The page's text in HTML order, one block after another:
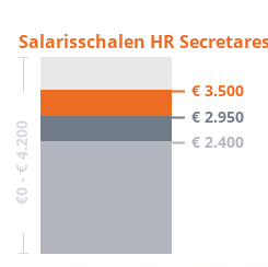
Salarisschalen HR
€0 - € 4.200
€ 3.500
€ 2.950
€ 2.400